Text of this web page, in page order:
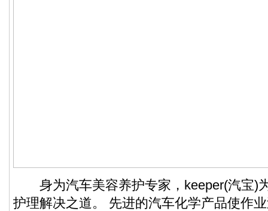
身为汽车美容养护专家，keeper(汽宝)
护理解决之道。 先进的汽车化学产品使作